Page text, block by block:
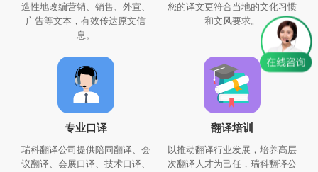
造性地改编营销、销售、外宣、
广告等文本，有效传达原文信
息。
您的译文更符合当地的文化习惯
和文风要求。
专业口译
瑞科翻译公司提供陪同翻译、会
议翻译、会展口译、技术口译、
翻译培训
以推动翻译行业发展，培养高层
次翻译人才为己任，瑞科翻译公